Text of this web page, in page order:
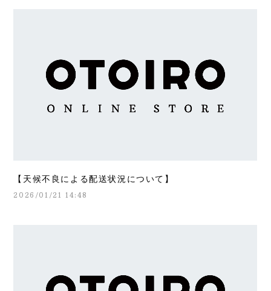
【天候不良による配送状況について】
2026/01/21 14:48